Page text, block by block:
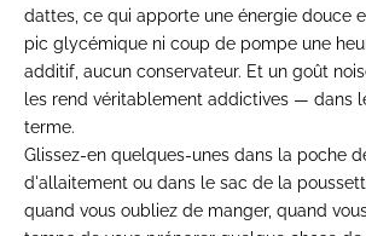
dattes, ce qui apporte une énergie douce
pic glycémique ni coup de pompe une
additif, aucun conservateur. Et un goût
les rend véritablement addictives — dans
terme.
Glissez-en quelques-unes dans la poche
d'allaitement ou dans le sac de la
quand vous oubliez de manger, quand